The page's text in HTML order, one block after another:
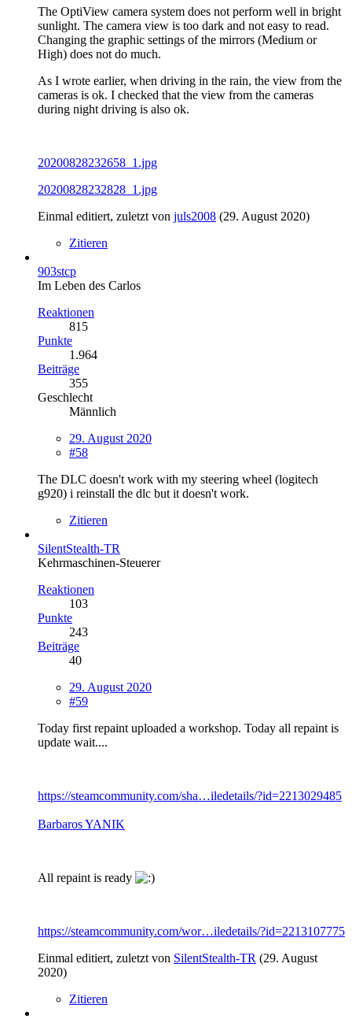
The OptiView camera system does not perform well in bright
sunlight. The camera view is too dark and not easy to read.
Changing the graphic settings of the mirrors (Medium or
High) does not do much.
As I wrote earlier, when driving in the rain, the view from the
cameras is ok. I checked that the view from the cameras
during night driving is also ok.
20200828232658_1.jpg
20200828232828_1.jpg
Einmal editiert, zuletzt von juls2008 (29. August 2020)
Zitieren
903stcp
Im Leben des Carlos
Reaktionen
815
Punkte
1.964
Beiträge
355
Geschlecht
Männlich
29. August 2020
#58
The DLC doesn't work with my steering wheel (logitech
g920) i reinstall the dlc but it doesn't work.
Zitieren
SilentStealth-TR
Kehrmaschinen-Steuerer
Reaktionen
103
Punkte
243
Beiträge
40
29. August 2020
#59
Today first repaint uploaded a workshop. Today all repaint is
update wait....
https://steamcommunity.com/sha…iledetails/?id=2213029485
Barbaros YANIK
All repaint is ready
https://steamcommunity.com/wor…iledetails/?id=2213107775
Einmal editiert, zuletzt von SilentStealth-TR (29. August
2020)
Zitieren